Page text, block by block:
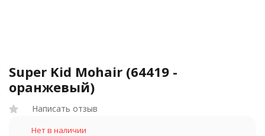
Super Kid Mohair (64419 -
оранжевый)
Написать отзыв
Нет в наличии